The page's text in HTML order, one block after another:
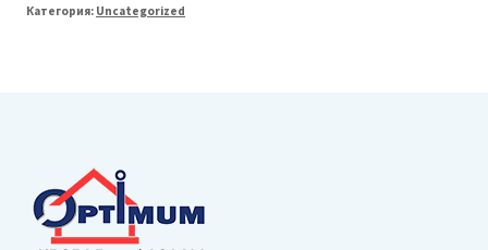
Line
Ral
8017)
Категория: Uncategorized